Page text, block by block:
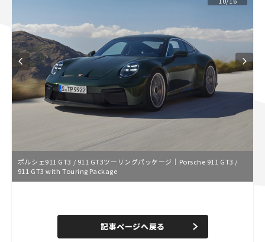
ポルシェ911 GT3 / 911 GT3ツーリングパッケージ｜Porsche 911 GT3 /
911 GT3 with Touring Package
n
e
d
記事ページへ戻る